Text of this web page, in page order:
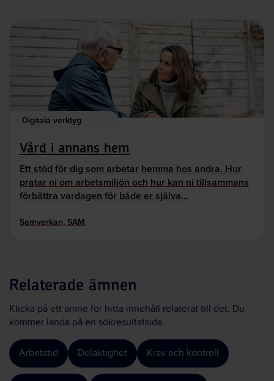
Digitala verktyg
Vård i annans hem
Ett stöd för dig som arbetar hemma hos andra. Hur
pratar ni om arbetsmiljön och hur kan ni tillsammans
förbättra vardagen för både er själva…
Samverkan, SAM
Relaterade ämnen
Klicka på ett ämne för hitta innehåll relaterat till det. Du
kommer landa på en sökresultatsida.
Arbetstid Delaktighet Krav och kontroll